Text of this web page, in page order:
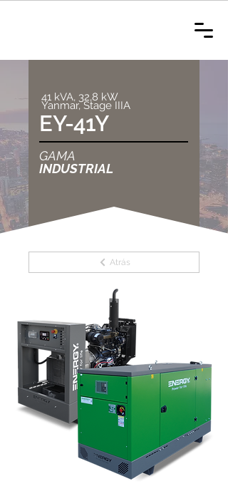
41 kVA, 32,8 kW
Yanmar, Stage IIIA
EY-41Y
GAMA
INDUSTRIAL
Atrás